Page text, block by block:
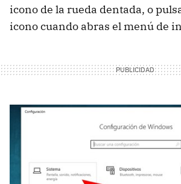
icono de la rueda dentada, o
icono cuando abras el menú de